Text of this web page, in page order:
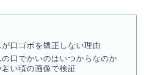
口ゴボを矯正しない理由
口でかいのはいつからなのか
い頃の画像で検証